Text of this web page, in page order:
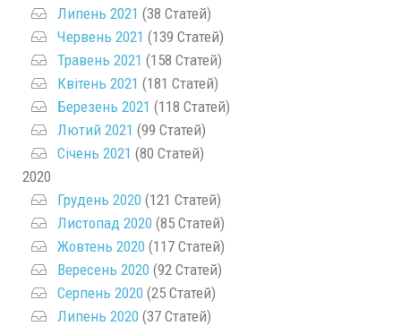
Липень 2021 (38 Статей)
Червень 2021 (139 Статей)
Травень 2021 (158 Статей)
Квітень 2021 (181 Статей)
Березень 2021 (118 Статей)
Лютий 2021 (99 Статей)
Січень 2021 (80 Статей)
2020
Грудень 2020 (121 Статей)
Листопад 2020 (85 Статей)
Жовтень 2020 (117 Статей)
Вересень 2020 (92 Статей)
Серпень 2020 (25 Статей)
Липень 2020 (37 Статей)